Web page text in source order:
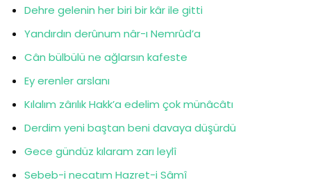
Dehre gelenin her biri bir kâr ile gitti
Yandırdın derûnum nâr-ı Nemrûd’a
Cân bülbülü ne ağlarsın kafeste
Ey erenler arslanı
Kılalım zârılık Hakk’a edelim çok münâcâtı
Derdim yeni baştan beni davaya düşürdü
Gece gündüz kılaram zarı leylî
Sebeb-i necatım Hazret-i Sâmî